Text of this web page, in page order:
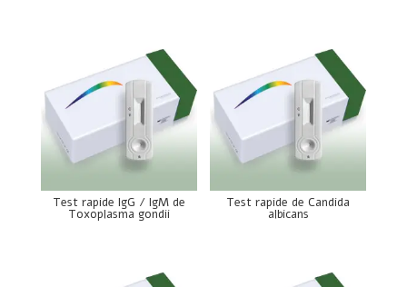
Test rapide IgG / IgM de
Toxoplasma gondii
Test rapide de Candida
albicans